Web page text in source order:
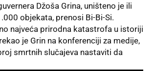
Džoša Grina, uništeno je ili
objekata, prenosi Bi-Bi-Si.
najveća prirodna katastrofa u istoriji
je Grin na konferenciji za medije,
smrtnih slučajeva nastaviti da